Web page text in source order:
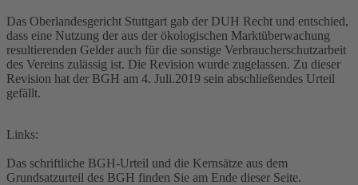
Das Oberlandesgericht Stuttgart gab der DUH Recht und entschied,
dass eine Nutzung der aus der ökologischen Marktüberwachung
resultierenden Gelder auch für die sonstige Verbraucherschutzarbeit
des Vereins zulässig ist. Die Revision wurde zugelassen. Zu dieser
Revision hat der BGH am 4. Juli.2019 sein abschließendes Urteil
gefällt.
Links:
Das schriftliche BGH-Urteil und die Kernsätze aus dem
Grundsatzurteil des BGH finden Sie am Ende dieser Seite.